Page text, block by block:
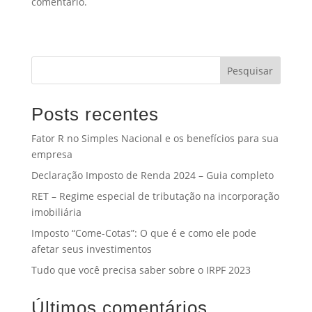
Pesquisar
Posts recentes
Fator R no Simples Nacional e os benefícios para sua
empresa
Declaração Imposto de Renda 2024 – Guia completo
RET – Regime especial de tributação na incorporação
imobiliária
Imposto “Come-Cotas”: O que é e como ele pode
afetar seus investimentos
Tudo que você precisa saber sobre o IRPF 2023
Últimos comentários